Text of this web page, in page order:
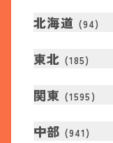
北海道 (94)
東北 (185)
関東 (1595 )
中部 (941 )